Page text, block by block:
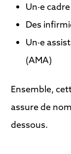
Un·e
Des
Un·e
(AMA)
Ensemble,
assure de
dessous.